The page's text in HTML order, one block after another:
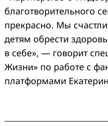
благотворительного
прекрасно. Мы
детям обрести
в себе», — говорит
Жизни» по работе с
платформами